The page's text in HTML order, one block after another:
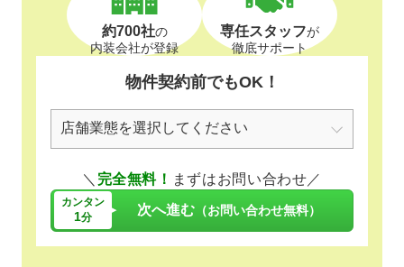
約700社の
内装会社が登録
専任スタッフが
徹底サポート
物件契約前でもOK！
＼ 完全無料！ まずはお問い合わせ／
カンタン
1分 次へ進む （お問い合わせ無料）